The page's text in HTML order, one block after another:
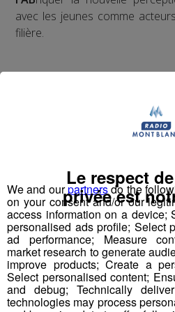
avec les jeunes comme
filière.
prétexte du robot : de la
collégiens et lycéens sur
fabriqué.
Les jeunes des
fabriquer un robot à partir
fourni par l'association
"Robotique First France".
Groupe Mont Blanc
établissements scolaires
We and ourpartnersdo the
on your consent and/or our
access information on a device;
personalised ads profile; Select
ad performance; Measure
market research to generate
improve products; Create a
Select personalised content;
and debug; Technically
technologies may process
Le respect
privée est